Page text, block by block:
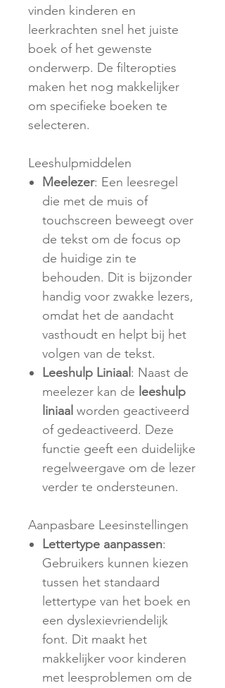
vinden kinderen en
leerkrachten snel het juiste
boek of het gewenste
onderwerp. De filteropties
maken het nog makkelijker
om specifieke boeken te
selecteren.
Leeshulpmiddelen
Meelezer: Een leesregel
die met de muis of
touchscreen beweegt over
de tekst om de focus op
de huidige zin te
behouden. Dit is bijzonder
handig voor zwakke lezers,
omdat het de aandacht
vasthoudt en helpt bij het
volgen van de tekst.
Leeshulp Liniaal : Naast de
meelezer kan de leeshulp
liniaal worden geactiveerd
of gedeactiveerd. Deze
functie geeft een duidelijke
regelweergave om de lezer
verder te ondersteunen.
Aanpasbare Leesinstellingen
Lettertype aanpassen:
Gebruikers kunnen kiezen
tussen het standaard
lettertype van het boek en
een dyslexievriendelijk
font. Dit maakt het
makkelijker voor kinderen
met leesproblemen om de